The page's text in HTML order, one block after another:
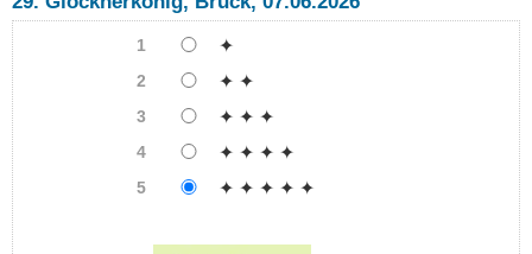
1 ✦
2 ✦ ✦
3 ✦ ✦ ✦
4 ✦ ✦ ✦ ✦
5 ✦ ✦ ✦ ✦ ✦